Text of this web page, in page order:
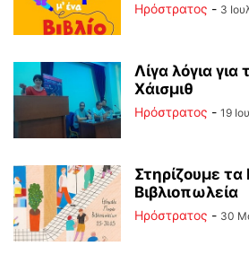
Ηρόστρατος - 3
Λίγα λόγια για
Χάισμιθ
Ηρόστρατος - 19
Στηρίζουμε
Βιβλιοπωλεία
Ηρόστρατος - 30